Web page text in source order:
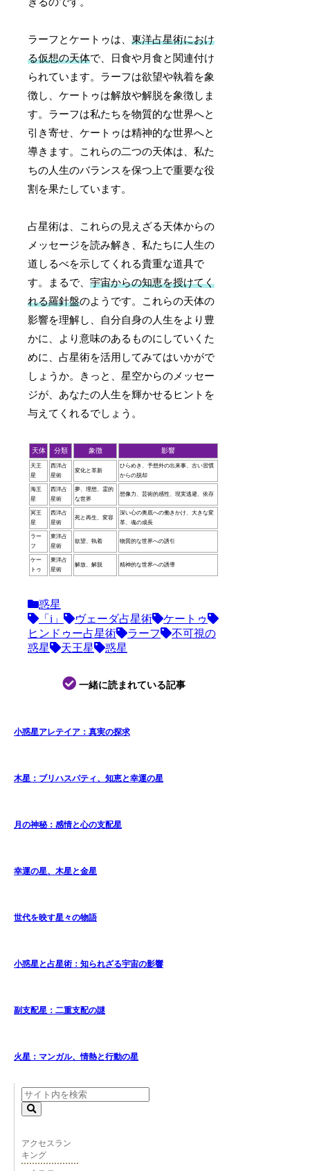
きるのです。
ラーフとケートゥは、東洋占星術におけ
る仮想の天体で、日食や月食と関連付け
られています。ラーフは欲望や執着を象
徴し、ケートゥは解放や解脱を象徴しま
す。ラーフは私たちを物質的な世界へと
引き寄せ、ケートゥは精神的な世界へと
導きます。これらの二つの天体は、私た
ちの人生のバランスを保つ上で重要な役
割を果たしています。
占星術は、これらの見えざる天体からの
メッセージを読み解き、私たちに人生の
道しるべを示してくれる貴重な道具で
す。まるで、宇宙からの知恵を授けてく
れる羅針盤のようです。これらの天体の
影響を理解し、自分自身の人生をより豊
かに、より意味のあるものにしていくた
めに、占星術を活用してみてはいかがで
しょうか。きっと、星空からのメッセー
ジが、あなたの人生を輝かせるヒントを
与えてくれるでしょう。
天体 分類 象徴 影響
天王
星
西洋占
星術
変化と革新
ひらめき、予想外の出来事、古い習慣
からの脱却
海王
星
西洋占
星術
夢、理想、霊的
な世界
想像力、芸術的感性、現実逃避、依存
冥王
星
西洋占
星術
死と再生、変容
深い心の奥底への働きかけ、大きな変
革、魂の成長
ラー
フ
東洋占
星術
欲望、執着 物質的な世界への誘引
ケー
トゥ
東洋占
星術
解放、解脱 精神的な世界への誘導
惑星
「i」
ヴェーダ占星術
ケートゥ
ヒンドゥー占星術
ラーフ
不可視の
惑星
天王星 惑星
一緒に読まれている記事
小惑星アレテイア：真実の探求
木星：ブリハスパティ、知恵と幸運の星
月の神秘：感情と心の支配星
幸運の星、木星と金星
世代を映す星々の物語
小惑星と占星術：知られざる宇宙の影響
副支配星：二重支配の謎
火星：マンガル、情熱と行動の星
アクセスラン
キング